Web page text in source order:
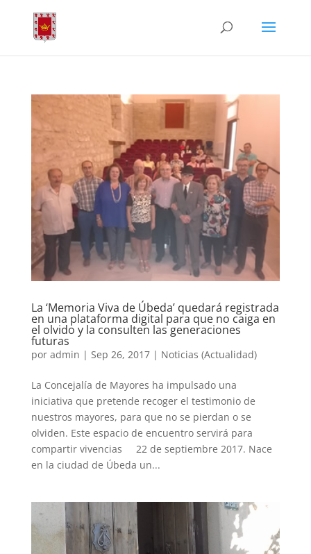
La ‘Memoria Viva de Úbeda’ quedará registrada
en una plataforma digital para que no caiga en
el olvido y la consulten las generaciones
futuras
por admin | Sep 26, 2017| Noticias (Actualidad)
La Concejalía de Mayores ha impulsado una
iniciativa que pretende recoger el testimonio de
nuestros mayores, para que no se pierdan o se
olviden. Este espacio de encuentro servirá para
compartir vivencias 22 de septiembre 2017. Nace
en la ciudad de Úbeda un...